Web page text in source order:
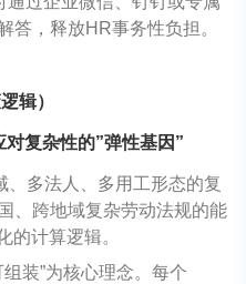
答，释放HR事务性负担。
辑）
对复杂性的”弹性基因 ”
、多法人、多用工形态的复
、跨地域复杂劳动法规的能
的计算逻辑。
组装”为核心理念。每个